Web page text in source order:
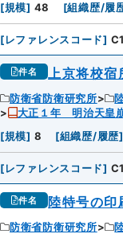
[規模] 48 [組織歴/履
[レファレンスコード]
件名 上京将校宿
防衛省防衛研究所
大正１年 明治天皇
[規模] 8 [組織歴/履歴]
[レファレンスコード]
件名 陸特号の印
防衛省防衛研究所